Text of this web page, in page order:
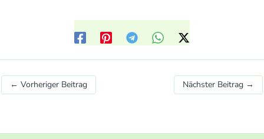
← Vorheriger Beitrag Nächster Beitrag →